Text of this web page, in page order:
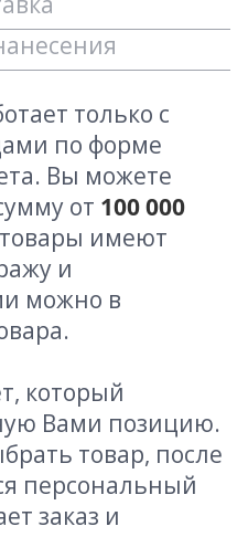
только с
по форме
Вы можете
от 100 000
имеют
и
можно в
который
Вами позицию.
товар, после
персональный
заказ и